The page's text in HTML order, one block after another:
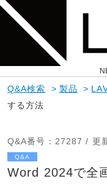
Q&A検索 > 製品 >
する方法
Q&A番号 ：27287 / 更
Q&A
Word 2024で全